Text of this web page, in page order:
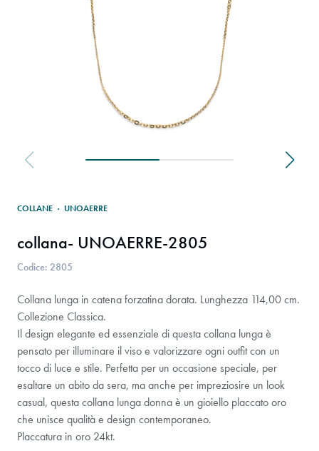
COLLANE · UNOAERRE
collana- UNOAERRE-2805
Codice: 2805
Collana lunga in catena forzatina dorata. Lunghezza 114,00 cm.
Collezione Classica.
Il design elegante ed essenziale di questa collana lunga è
pensato per illuminare il viso e valorizzare ogni outfit con un
tocco di luce e stile. Perfetta per un occasione speciale, per
esaltare un abito da sera, ma anche per impreziosire un look
casual, questa collana lunga donna è un gioiello placcato oro
che unisce qualità e design contemporaneo.
Placcatura in oro 24kt.